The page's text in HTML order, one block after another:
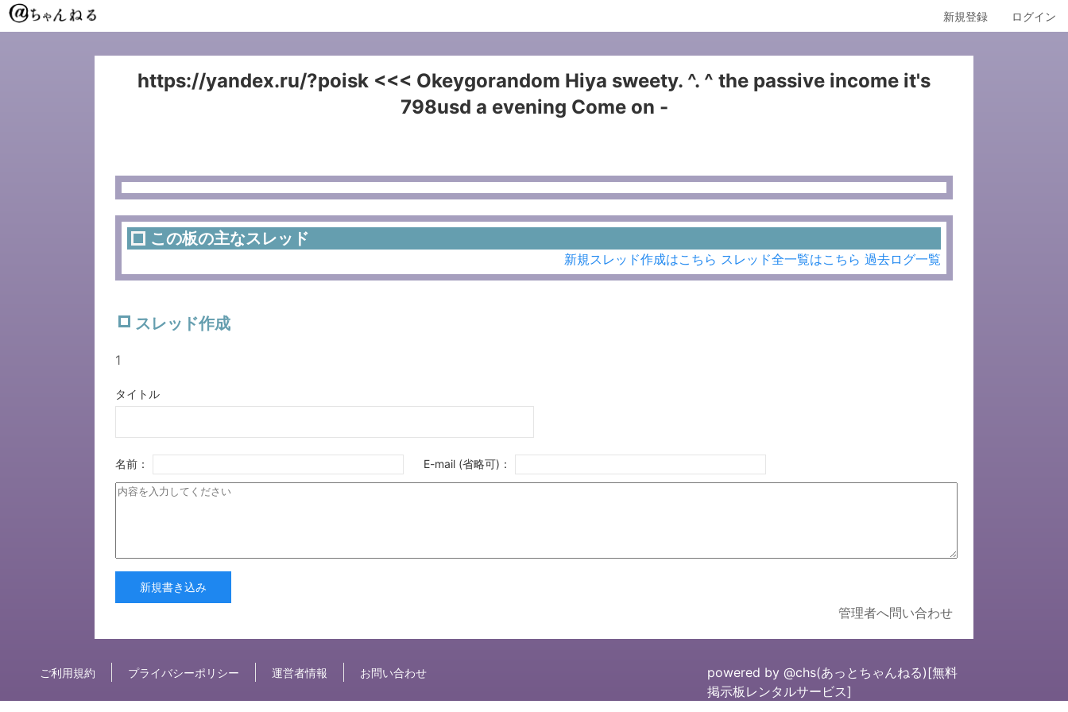
新規登録 ログイン
https://yandex.ru/?poisk <<< Okeygorandom Hiya sweety. ^. ^ the passive income it's
798usd a evening Come on -
この板の主なスレッド
新規スレッド作成はこちら スレッド全一覧はこちら 過去ログ一覧
スレッド作成
1
タイトル
名前： E-mail (省略可)：
新規書き込み
管理者へ問い合わせ
ご利用規約 プライバシーポリシー 運営者情報 お問い合わせ powered by @chs(あっとちゃんねる)[無料
掲示板レンタルサービス]